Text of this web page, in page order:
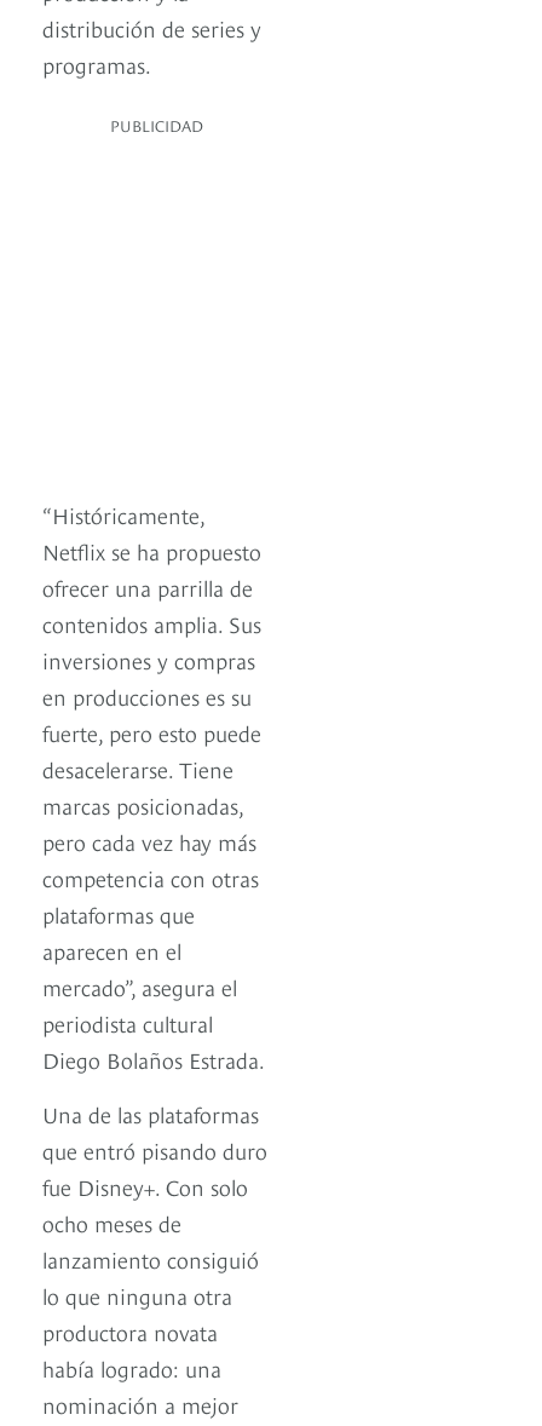
distribución de series y
programas.
PUBLICIDAD
“Históricamente,
Netflix se ha propuesto
ofrecer una parrilla de
contenidos amplia. Sus
inversiones y compras
en producciones es su
fuerte, pero esto puede
desacelerarse. Tiene
marcas posicionadas,
pero cada vez hay más
competencia con otras
plataformas que
aparecen en el
mercado”, asegura el
periodista cultural
Diego Bolaños Estrada.
Una de las plataformas
que entró pisando duro
fue Disney+. Con solo
ocho meses de
lanzamiento consiguió
lo que ninguna otra
productora novata
había logrado: una
nominación a mejor